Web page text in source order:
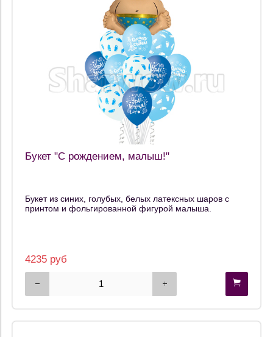
Букет "С рождением, малыш!"
Букет из синих, голубых, белых латексных шаров с
принтом и фольгированной фигурой малыша.
4235 руб